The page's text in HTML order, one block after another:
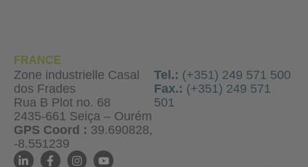
FRANCE
Zone industrielle Casal
dos Frades
Rua B Plot no. 68
2435-661 Seiça – Ourém
GPS Coord : 39.690828,
-8.551239
Tel.: (+351) 249 571 500
Fax.: (+351) 249 571
501